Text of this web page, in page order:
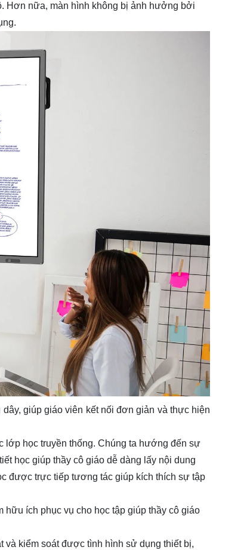
Hơn nữa, màn hình không bị ảnh hưởng bởi
giúp giáo viên kết nối đơn giản và thực hiện
lớp học truyền thống. Chúng ta hướng đến sự
học giúp thầy cô giáo dễ dàng lấy nội dung
được trực tiếp tương tác giúp kích thích sự tập
ích phục vụ cho học tập giúp thầy cô giáo
và kiểm soát được tình hình sử dụng thiết bị,